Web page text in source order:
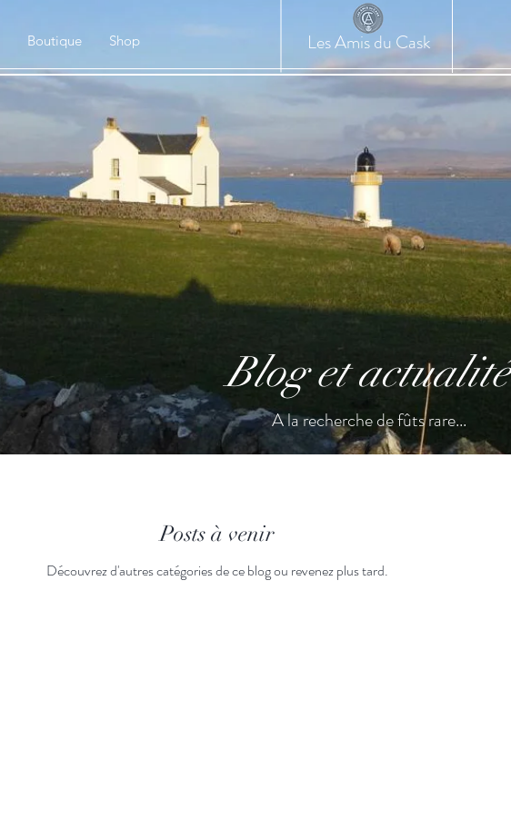
Boutique Shop Les Amis du Cask
Blog et actualité
A la recherche de fûts rare...
Posts à venir
Découvrez d'autres catégories de ce blog ou revenez plus tard.